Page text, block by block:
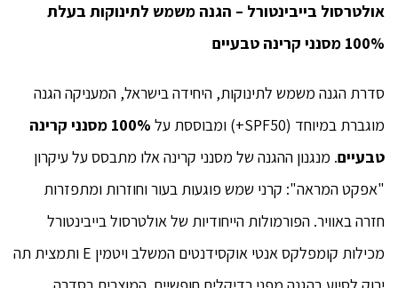
אולטרסול בייבינטורל – הגנה משמש לתינוקות בעלת
100% מסנני קרינה טבעיים
סדרת הגנה משמש לתינוקות, היחידה בישראל, המעניקה הגנה
מוגברת במיוחד (SPF50+) ומבוססת על
100% מסנני קרינה
טבעיים. מנגנון ההגנה של מסנני קרינה אלו מתבסס על עיקרון
"אפקט המראה": קרני שמש פוגעות בעור וחוזרות ומתפזרות
חזרה באוויר. הפורמולות הייחודיות של אולטרסול בייבינטורל
מכילות קומפלקס אנטי אוקסידנטים המשלב ויטמין E ותמצית תה